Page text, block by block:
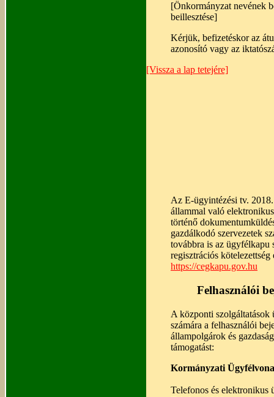
[Önkormányzat nevének
beillesztése]
Kérjük, befizetéskor az
azonosító vagy az
[Vissza a lap tetejére]
Az E-ügyintézési tv.
állammal való
történő
gazdálkodó szervezetek
továbbra is az ügyfélkapu
regisztrációs
https://cegkapu.gov.hu
Felhasználói
A központi szolgáltatások
számára a felhasználói
állampolgárok és
támogatást:
Kormányzati
Telefonos és elektronikus